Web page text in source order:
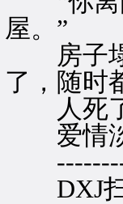
屋。”
房子塌
了，随时
人死了
爱情淡
DXJ